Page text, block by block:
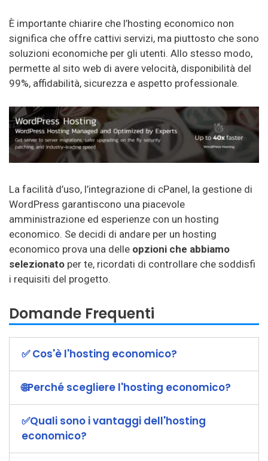
È importante chiarire che l’hosting economico non
significa che offre cattivi servizi, ma piuttosto che sono
soluzioni economiche per gli utenti. Allo stesso modo,
permette al sito web di avere velocità, disponibilità del
99%, affidabilità, sicurezza e aspetto professionale.
La facilità d’uso, l’integrazione di cPanel, la gestione di
WordPress garantiscono una piacevole
amministrazione ed esperienze con un hosting
economico. Se decidi di andare per un hosting
economico prova una delle opzioni che abbiamo
selezionato per te, ricordati di controllare che soddisfi
i requisiti del progetto.
Domande Frequenti
✅ Cos'è l'hosting economico?
🌐Perché scegliere l'hosting economico?
✅Quali sono i vantaggi dell'hosting
economico?